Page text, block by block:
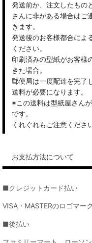
発送前か、注文したもの
さんに非がある場合はご
きます。
発送後のお客様都合によ
ください。
印刷済みの型紙がお客様
きた場合。
郵便局は一度配達を完了
送料が必要になります。
※この送料は型紙屋さん
です。
くれぐれもご注意くださ
お支払方法について
■クレジットカード払い
VISA・MASTERのロゴマー
■後払い